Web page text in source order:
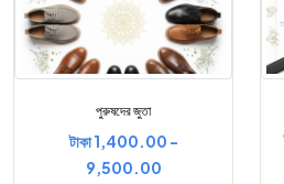
পুরুষদের জুতা
টাকা 1,400.00 -
9,500.00